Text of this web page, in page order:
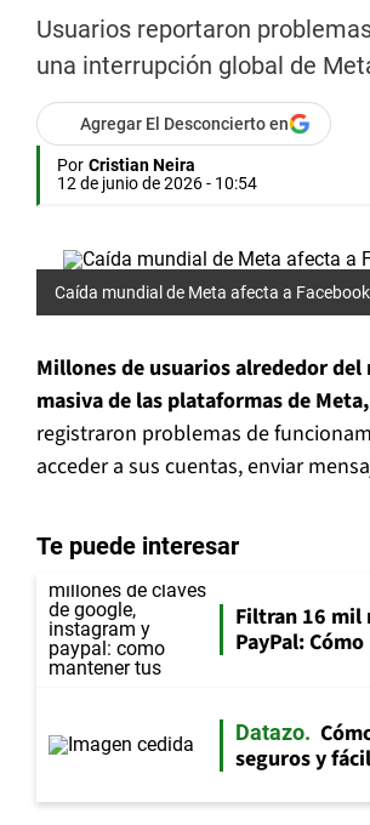
Usuarios reportaron
una interrupción global de
Agregar El Desconcierto en
Por Cristian Neira
12 de junio de 2026 - 10:54
Caída mundial de Meta afecta a
Millones de usuarios alrededor del
masiva de las plataformas de Meta,
registraron problemas de
acceder a sus cuentas, enviar
Te puede interesar
Filtran 16 mil
PayPal:
Datazo
seguros y